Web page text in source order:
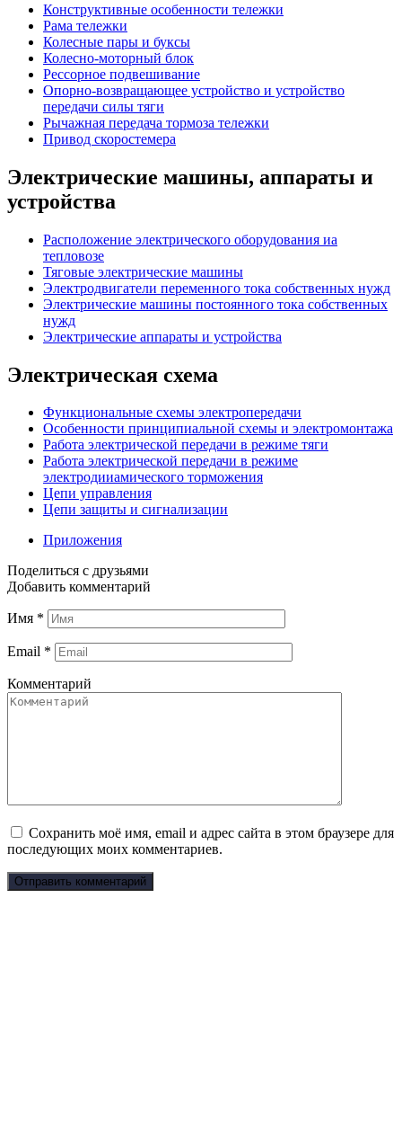
Конструктивные особенности тележки
Рама тележки
Колесные пары и буксы
Колесно-моторный блок
Рессорное подвешивание
Опорно-возвращающее устройство и устройство
передачи силы тяги
Рычажная передача тормоза тележки
Привод скоростемера
Электрические машины, аппараты и
устройства
Расположение электрического оборудования иа
тепловозе
Тяговые электрические машины
Электродвигатели переменного тока собственных нужд
Электрические машины постоянного тока собственных
нужд
Электрические аппараты и устройства
Электрическая схема
Функциональные схемы электропередачи
Особенности принципиальной схемы и электромонтажа
Работа электрической передачи в режиме тяги
Работа электрической передачи в режиме
электродииамического торможения
Цепи управления
Цепи защиты и сигнализации
Приложения
Поделиться с друзьями
Добавить комментарий
Имя *
Email *
Комментарий
Сохранить моё имя, email и адрес сайта в этом браузере для
последующих моих комментариев.